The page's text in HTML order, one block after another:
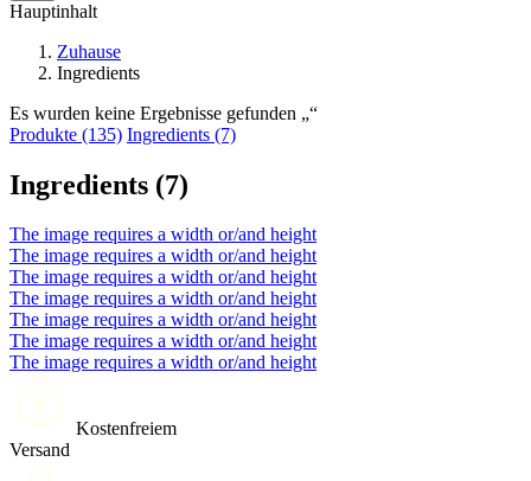
Hauptinhalt
Zuhause
Ingredients
Es wurden keine Ergebnisse gefunden
Produkte (135) Ingredients (7)
Ingredients (7)
The image requires a width or/and height
The image requires a width or/and height
The image requires a width or/and height
The image requires a width or/and height
The image requires a width or/and height
The image requires a width or/and height
The image requires a width or/and height
Kostenfreiem
Versand